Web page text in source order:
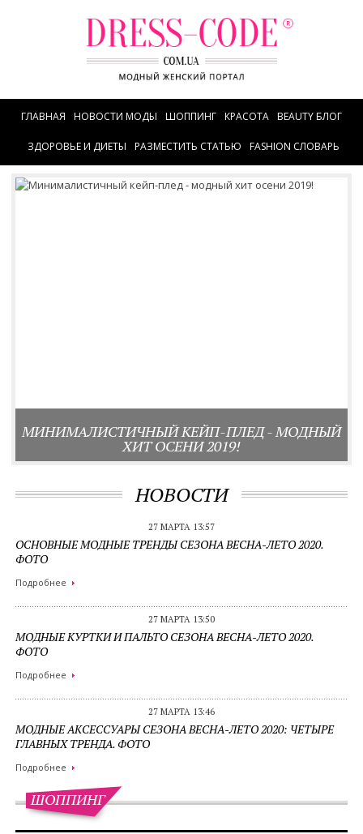
ГЛАВНАЯ НОВОСТИ МОДЫ ШОППИНГ КРАСОТА BEAUTY БЛОГ
ЗДОРОВЬЕ И ДИЕТЫ РАЗМЕСТИТЬ СТАТЬЮ FASHION СЛОВАРЬ
МИНИМАЛИСТИЧНЫЙ КЕЙП-ПЛЕД - МОДНЫЙ
ХИТ ОСЕНИ 2019!
НОВОСТИ
27 МАРТА 13:57
ОСНОВНЫЕ МОДНЫЕ ТРЕНДЫ СЕЗОНА ВЕСНА-ЛЕТО 2020.
ФОТО
Подробнее
27 МАРТА 13:50
МОДНЫЕ КУРТКИ И ПАЛЬТО СЕЗОНА ВЕСНА-ЛЕТО 2020.
ФОТО
Подробнее
27 МАРТА 13:46
МОДНЫЕ АКСЕССУАРЫ СЕЗОНА ВЕСНА-ЛЕТО 2020: ЧЕТЫРЕ
ГЛАВНЫХ ТРЕНДА. ФОТО
Подробнее
ШОППИНГ